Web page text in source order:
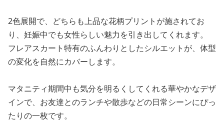
2色展開で、どちらも上品な花柄プリントが施されてお
り、妊娠中でも女性らしい魅力を引き出してくれます。
フレアスカート特有のふんわりとしたシルエットが、体型
の変化を自然にカバーします。
マタニティ期間中も気分を明るくしてくれる華やかなデザ
インで、お友達とのランチや散歩などの日常シーンにぴっ
たりの一枚です。